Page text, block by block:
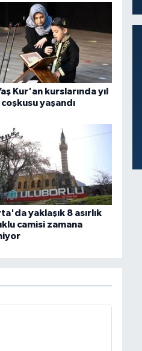
Kur'an kurslarında yıl
yaşandı
yaklaşık 8 asırlık
camisi zamana